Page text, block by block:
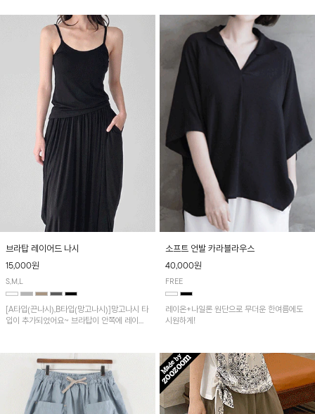
아이템으로 활용하기 좋아요~
브라탑 레이어드 나시
15,000원
S,M,L
[A타입(끈나시),B타입(망고나시)]망고나시 타
입이 추가되었어요~ 브라탑이 안쪽에 레이어
소프트 언발 카라블라우스
40,000원
FREE
레이온+나일론 원단으로 무더운 한여름에도
시원하게!